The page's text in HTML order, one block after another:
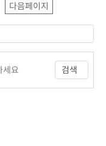
다음페이지
검색